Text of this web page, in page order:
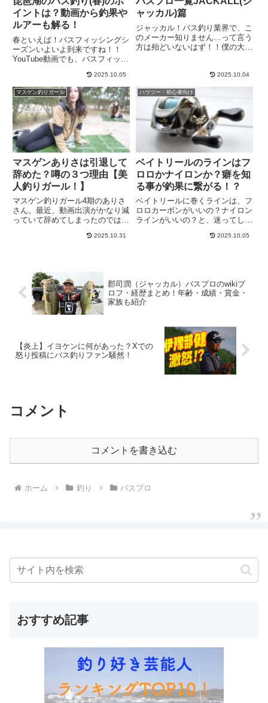
イントは？動画から釣果や
ルアーも解る！
春といえば！バスフィッシングシ
ーズンいよいよ到来ですね！！
YouTube動画でも、バスフィッシ
心に、どんどんアップされ始めま
した！！今では、バス釣りのユー
チューバーもたくさん増えて、何
気に、動画から琵琶湖のポイ...
2025.10.05
ャッカル)篇
ジャッカル！バス釣り業界で、こ
のメーカー知りません…って言う
方は殆どいないはず！！僕の大好
みるよ！！※秦拓馬さんは、
2024年2月ジャッカルを退社しま
した…。アマゾンでジャッカ...
2025.10.04
マスゲン釣りガール
マスゲンありさは引退して
辞めた？噂の３つ理由【美
人釣りガール！】
マスゲン釣りガール4期のありさ
さん。最近、動画出演がかなり減
っていて辞めてしまったのではな
し、ありささんは辞めていませ
う。...
2025.10.31
ハウツー・初心者向け
ベイトリールのラインはフ
ロロかナイロンか？癖を知
る事が釣果に繋がる！？
ベイトリールに巻くラインは、フ
ロロカーボンがいいの？ナイロン
ラインがいいの？と、迷ってしま
ます。可能ならば、ベイトタック
2025.10.05
郡司潤（ジャッカル）バスプロのwikiプ
ロフ・経歴まとめ！年齢・成績・賞金・
家族も紹介
【炎上】イヨケンに何があった？Xでの
怒り投稿にバス釣りファン騒然！
コメント
コメントを書き込む
ホーム 釣り バスプロ
おすすめ記事